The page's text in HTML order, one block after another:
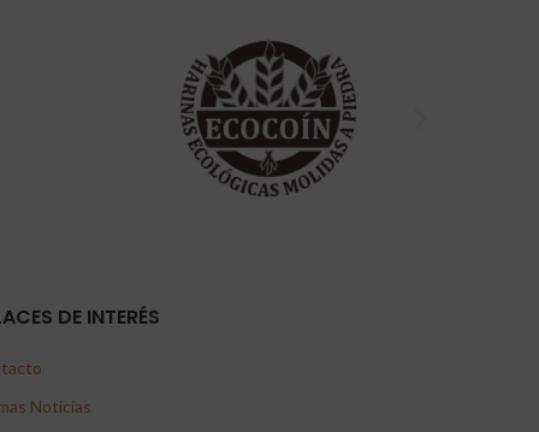
DE INTERÉS
Noticias